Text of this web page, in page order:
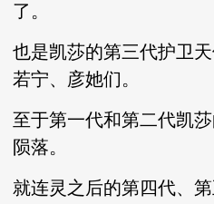
了。
也是凯莎的第三代护卫
若宁、彦她们。
至于第一代和第二代凯
陨落。
就连灵之后的第四代、